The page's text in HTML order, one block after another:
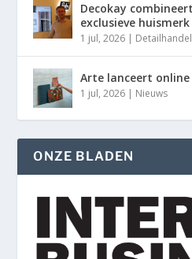
Decokay
exclusieve
1 jul, 2026 | Detailhandel
Arte lanceert
1 jul, 2026 | Nieuws
ONZE BLADEN